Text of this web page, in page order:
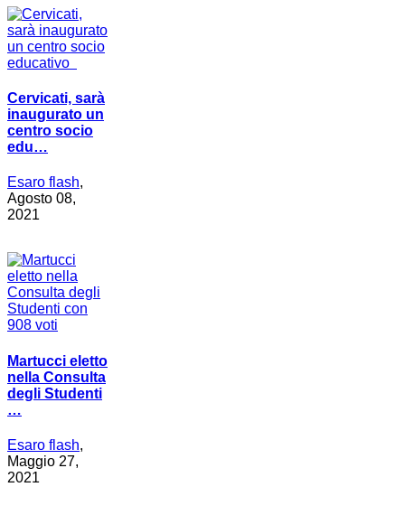
Cervicati, sarà
inaugurato un
centro socio
edu…
Esaro flash,
Agosto 08,
2021
Martucci eletto
nella Consulta
degli Studenti
…
Esaro flash,
Maggio 27,
2021